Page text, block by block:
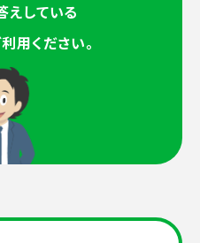
えしている
用ください。